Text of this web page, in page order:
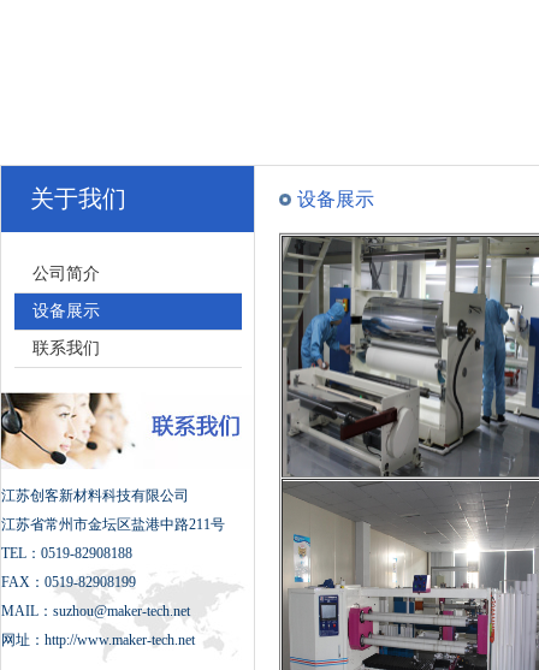
关于我们
公司简介
设备展示
联系我们
江苏创客新材料科技有限公司
江苏省常州市金坛区盐港中路211号
TEL：0519-82908188
FAX：0519-82908199
MAIL：suzhou@maker-tech.net
网址：http://www.maker-tech.net
设备展示